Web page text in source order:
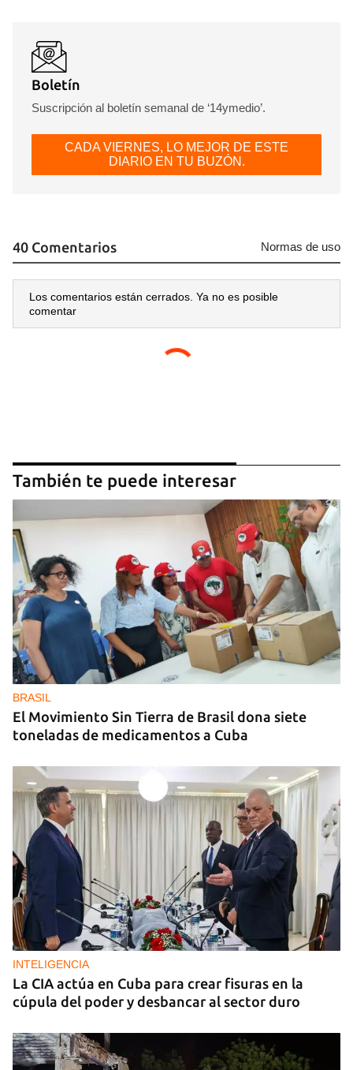
Boletín
Suscripción al boletín semanal de ‘14ymedio’.
CADA VIERNES, LO MEJOR DE ESTE
DIARIO EN TU BUZÓN.
40 Comentarios Normas de uso
Los comentarios están cerrados. Ya no es posible
comentar
También te puede interesar
BRASIL
El Movimiento Sin Tierra de Brasil dona siete
toneladas de medicamentos a Cuba
INTELIGENCIA
La CIA actúa en Cuba para crear fisuras en la
cúpula del poder y desbancar al sector duro